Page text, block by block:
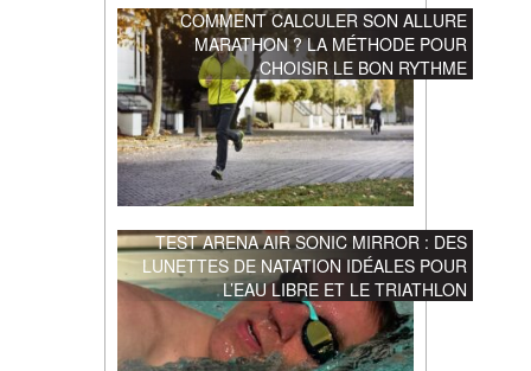
COMMENT CALCULER SON ALLURE
MARATHON ? LA MÉTHODE POUR
CHOISIR LE BON RYTHME
TEST ARENA AIR SONIC MIRROR : DES
LUNETTES DE NATATION IDÉALES POUR
L’EAU LIBRE ET LE TRIATHLON